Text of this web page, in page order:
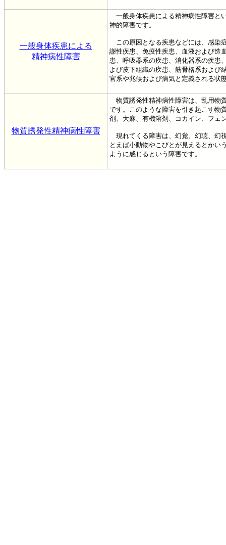
一般身体疾患による
精神病性障害
一般身体疾患による精神病性障害と
神的障害です。
この原因となる疾患などには、感染
謝性疾患、免疫性疾患、血液および造
患、呼吸器系の疾患、消化器系の疾患
よび皮下組織の疾患、筋骨格系および
官系や兆候および病気と定義される状
物質誘発性精神病性障害
物質誘発性精神病性障害は、乱用物
です。このような障害を引き起こす物
剤、大麻、有機溶剤、コカイン、フェ
現れてくる障害は、幻覚、幻聴、幻
とえば小動物やこびとが見えるとかい
ように感じるという障害です。